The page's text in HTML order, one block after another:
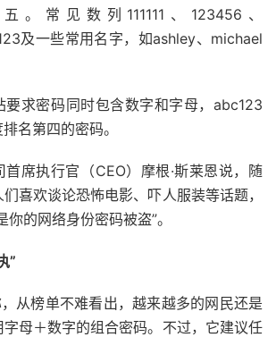
。常见数列111111、123456、
及一些常用名字，如ashley、michael
要求密码同时包含数字和字母，abc123
名第四的密码。
首席执行官（CEO）摩根·斯莱恩说，随
喜欢谈论恐怖电影、吓人服装等话题，
的网络身份密码被盗”。
”
，从榜单不难看出，越来越多的网民还是
母＋数字的组合密码。不过，它建议任